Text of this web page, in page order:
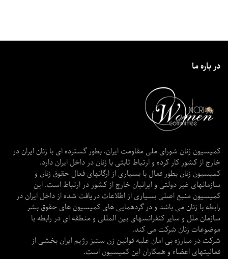
در باره ما
کمیسیون زنان شورای ملی مقاومت ایران، بطور گسترده ای با زنان ایران در
خارج از کشور کار کرده و ارتباط ثابتی با زنان در داخل ایران دارد.
کمیسیون زنان بطور فعال با بسیاری از ارگانهای فعال حقوق زنان و
سازمانهای غیر دولتی و ایرانیان خارج از کشور در ارتباط است. این
کمیسیون منبع اصلی بسیاری از اطلاعات دریافت شده از داخل ایران در
رابطه با زنان می باشد و در گردهمایی های کمیسیون های حقوق بشر
سازمان ملل و سایر کنفرانسهای بین المللی و منطقه ای در رابطه با
موضوعات زنان شرکت می کند.
شرکت در مبارزه بی امان علیه قوانین زن ستیز رژیم ایران بخشی از
فعالیتهای اعضاء و همکاران این کمیسیون است.